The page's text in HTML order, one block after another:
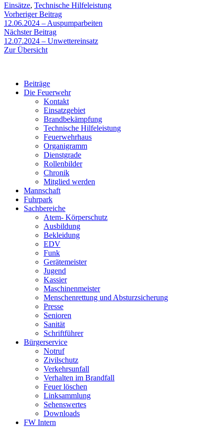
Einsätze, Technische Hilfeleistung
Beitragsnavigation
Vorheriger BeitragVorheriger
Beitrag:
12.06.2024 – Auspumparbeiten
Nächster BeitragNächster
Beitrag:
12.07.2024 – Unwettereinsatz
Zur Übersicht
Beiträge
Die Feuerwehr
Kontakt
Einsatzgebiet
Brandbekämpfung
Technische Hilfeleistung
Feuerwehrhaus
Organigramm
Dienstgrade
Rollenbilder
Chronik
Mitglied werden
Mannschaft
Fuhrpark
Sachbereiche
Atem- Körperschutz
Ausbildung
Bekleidung
EDV
Funk
Gerätemeister
Jugend
Kassier
Maschinenmeister
Menschenrettung und Absturzsicherung
Presse
Senioren
Sanität
Schriftführer
Bürgerservice
Notruf
Zivilschutz
Verkehrsunfall
Verhalten im Brandfall
Feuer löschen
Linksammlung
Sehenswertes
Downloads
FW Intern